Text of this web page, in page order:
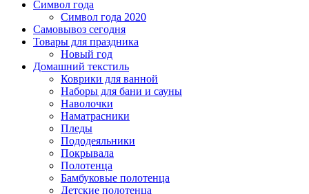
Символ года
Символ года 2020
Самовывоз сегодня
Товары для праздника
Новый год
Домашний текстиль
Коврики для ванной
Наборы для бани и сауны
Наволочки
Наматрасники
Пледы
Пододеяльники
Покрывала
Полотенца
Бамбуковые полотенца
Детские полотенца